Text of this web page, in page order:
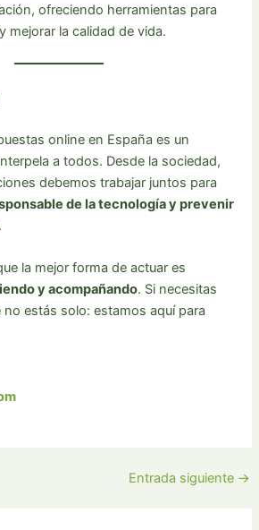
ofreciendo herramientas para
mejorar la calidad de vida.
online en España es un
a todos. Desde la sociedad,
debemos trabajar juntos para
de la tecnología y prevenir
.
la mejor forma de actuar es
y acompañando. Si necesitas
no estás solo: estamos aquí para
Entrada siguiente →